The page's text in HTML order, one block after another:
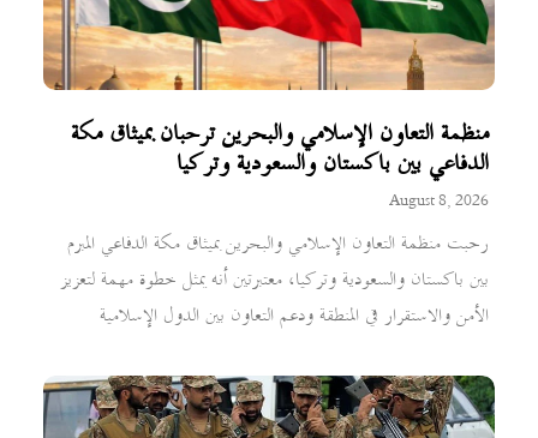
منظمة التعاون الإسلامي والبحرين ترحبان بميثاق مكة
الدفاعي بين باكستان والسعودية وتركيا
August 8, 2026
رحبت منظمة التعاون الإسلامي والبحرين بميثاق مكة الدفاعي المبرم
بين باكستان والسعودية وتركيا، معتبرتين أنه يمثل خطوة مهمة لتعزيز
الأمن والاستقرار في المنطقة ودعم التعاون بين الدول الإسلامية